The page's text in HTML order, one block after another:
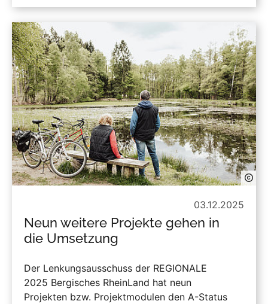
03.12.2025
Neun weitere Projekte gehen in
die Umsetzung
Der Lenkungsausschuss der REGIONALE
2025 Bergisches RheinLand hat neun
Projekten bzw. Projektmodulen den A-Status